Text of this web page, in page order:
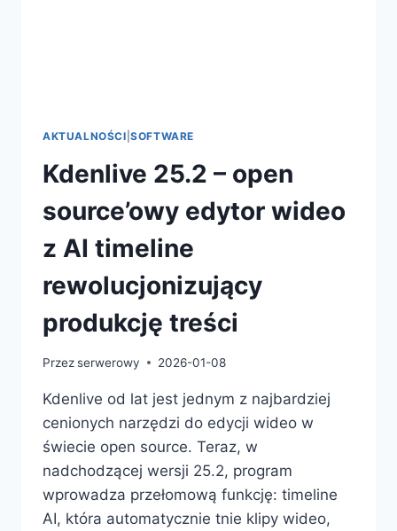
AKTUALNOŚCI |SOFTWARE
Kdenlive 25.2 – open
source’owy edytor wideo
z AI timeline
rewolucjonizujący
produkcję treści
Przezserwerowy 2026-01-08
Kdenlive od lat jest jednym z najbardziej
cenionych narzędzi do edycji wideo w
świecie open source. Teraz, w
nadchodzącej wersji 25.2, program
wprowadza przełomową funkcję: timeline
AI, która automatycznie tnie klipy wideo,